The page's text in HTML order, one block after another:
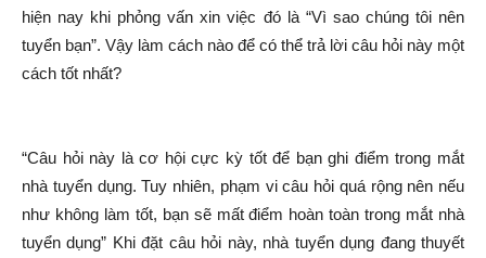
hiện nay khi phỏng vấn xin việc đó là “Vì sao chúng tôi nên
tuyển bạn”. Vậy làm cách nào để có thể trả lời câu hỏi này một
cách tốt nhất?
“Câu hỏi này là cơ hội cực kỳ tốt để bạn ghi điểm trong mắt
nhà tuyển dụng. Tuy nhiên, phạm vi câu hỏi quá rộng nên nếu
như không làm tốt, bạn sẽ mất điểm hoàn toàn trong mắt nhà
tuyển dụng” Khi đặt câu hỏi này, nhà tuyển dụng đang thuyết